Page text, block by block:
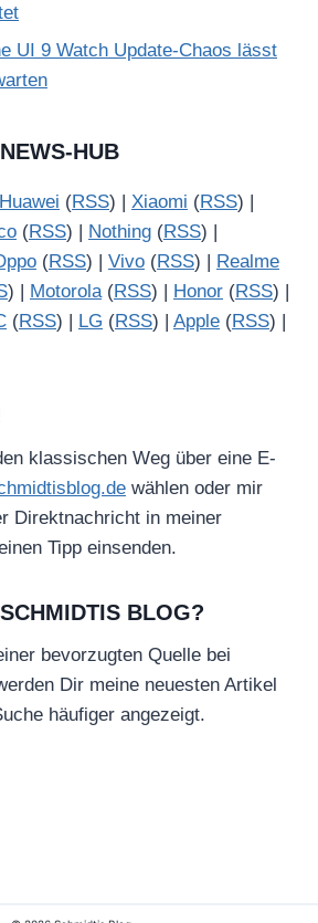
UI 9 Watch Update-Chaos lässt
HUB
Huawei (RSS) | Xiaomi (RSS) |
(RSS) | Nothing (RSS) |
(RSS) | Vivo (RSS) |
Realme
) | Motorola(RSS) | Honor (RSS) |
(RSS) | LG (RSS) | Apple (RSS) |
klassischen Weg über eine E-
wählen oder mir
Direktnachricht in meiner
Tipp einsenden.
BLOG?
bevorzugten Quelle bei
Dir meine neuesten Artikel
häufiger angezeigt.